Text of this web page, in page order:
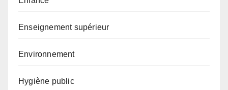
Enseignement supérieur
Environnement
Hygiène public